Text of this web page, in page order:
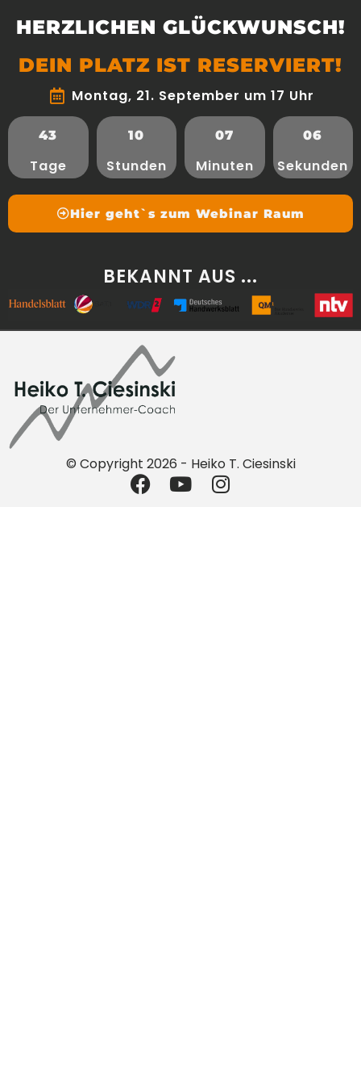
HERZLICHEN GLÜCKWUNSCH!
DEIN PLATZ IST RESERVIERT!
Montag, 21. September um 17 Uhr
43
Tage
10
Stunden
07
Minuten
06
Sekunden
Hier geht`s zum Webinar Raum
BEKANNT AUS ...
© Copyright 2026 - Heiko T. Ciesinski